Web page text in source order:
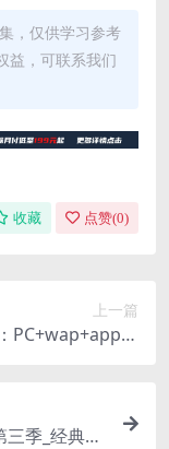
，仅供学习参考
益，可联系我们
收藏 点赞(0)
上一篇
PC+wap+app端
季_经典Q